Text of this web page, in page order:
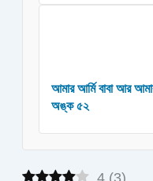
আমার আর্মি বাবা আর
অঙ্ক ৫২
4 (3)